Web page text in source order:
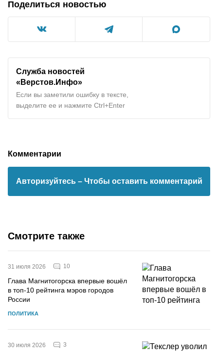
Поделиться новостью
Служба новостей
«Верстов.Инфо»
Если вы заметили ошибку в тексте,
выделите ее и нажмите Ctrl+Enter
Комментарии
Авторизуйтесь – Чтобы оставить комментарий
Смотрите также
31 июля 2026 10
Глава Магнитогорска впервые вошёл
в топ-10 рейтинга мэров городов
России
ПОЛИТИКА
30 июля 2026 3